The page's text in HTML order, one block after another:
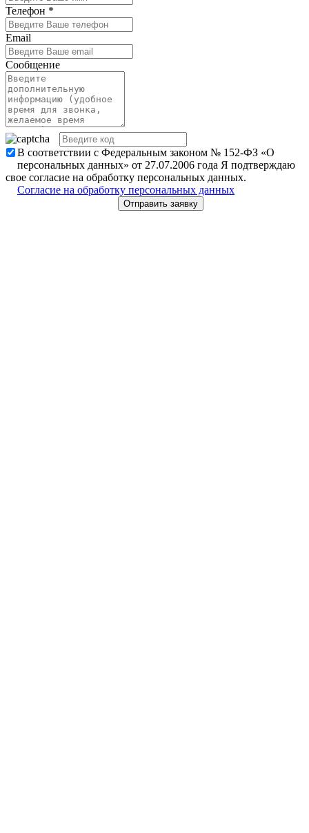
Телефон *
Email
Сообщение
В соответствии с Федеральным законом № 152-ФЗ «О
персональных данных» от 27.07.2006 года Я подтверждаю
свое согласие на обработку персональных данных.
Согласие на обработку персональных данных